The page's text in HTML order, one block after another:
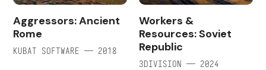
Aggressors: Ancient
Rome
KUBAT SOFTWARE — 2018
Workers &
Resources: Soviet
Republic
3DIVISION — 2024